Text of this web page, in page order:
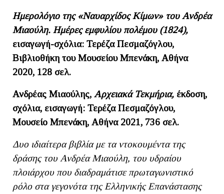
Ημερολόγιο της «Ναυαρχίδος Κίμων» του Ανδρέα
Μιαούλη. Ημέρες εμφυλίου πολέμου (1824),
εισαγωγή-σχόλια: Τερέζα Πεσμαζόγλου,
Βιβλιοθήκη του Μουσείου Μπενάκη, Αθήνα
2020, 128 σελ.
Ανδρέας Μιαούλης, Αρχειακά Τεκμήρια, έκδοση,
σχόλια, εισαγωγή: Τερέζα Πεσμαζόγλου,
Μουσείο Μπενάκη, Αθήνα 2021, 736 σελ.
Δυο ιδιαίτερα βιβλία με τα ντοκουμέντα της
δράσης του Ανδρέα Μιαούλη, του υδραίου
πλοιάρχου που διαδραμάτισε πρωταγωνιστικό
ρόλο στα γεγονότα της Ελληνικής Επανάστασης